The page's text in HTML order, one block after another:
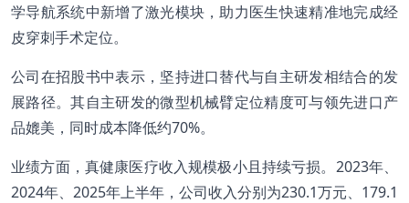
学导航系统中新增了激光模块，助力医生快速精准地完成经
皮穿刺手术定位。
公司在招股书中表示，坚持进口替代与自主研发相结合的发
展路径。其自主研发的微型机械臂定位精度可与领先进口产
品媲美，同时成本降低约70%。
业绩方面，真健康医疗收入规模极小且持续亏损。2023年、
2024年、2025年上半年，公司收入分别为230.1万元、179.1